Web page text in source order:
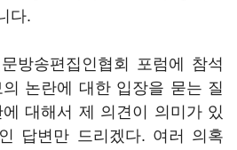
다.
방송편집인협회 포럼에 참석
논란에 대한 입장을 묻는 질
대해서 제 의견이 의미가 있
답변만 드리겠다. 여러 의혹